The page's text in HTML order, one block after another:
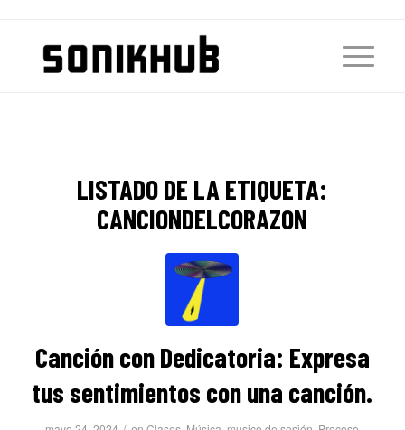
LISTADO DE LA ETIQUETA:
CANCIONDELCORAZON
Canción con Dedicatoria: Expresa
tus sentimientos con una canción.